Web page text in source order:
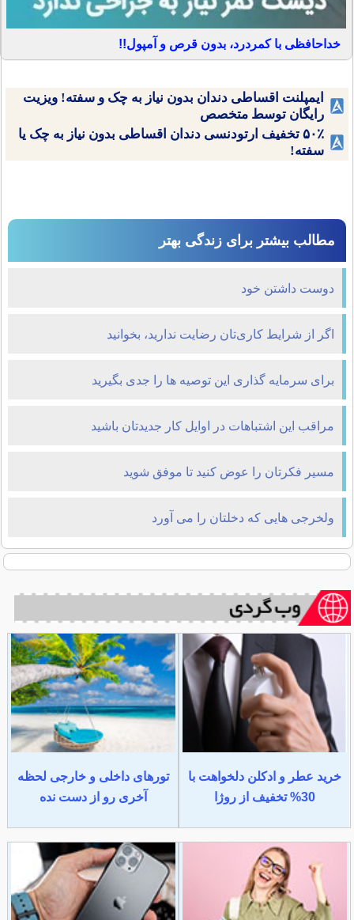
خداحافظی با کمردرد، بدون قرص و آمپول!!
ایمپلنت اقساطی دندان بدون نیاز به چک و سفته! ویزیت
رایگان توسط متخصص
۵۰٪ تخفیف ارتودنسی دندان اقساطی بدون نیاز به چک یا
سفته!
مطالب بیشتر برای زندگی بهتر
دوست داشتن خود
اگر از شرایط کاری‌تان رضایت ندارید، بخوانید
برای سرمایه گذاری این توصیه ها را جدی بگیرید
مراقب این اشتباهات در اوایل کار جدیدتان باشید
مسیر فکرتان را عوض کنید تا موفق شوید
ولخرجی هایی که دخلتان را می آورد
خرید عطر و ادکلن دلخواهت با
30% تخفیف از روژا
تورهای داخلی و خارجی لحظه
آخری رو از دست نده